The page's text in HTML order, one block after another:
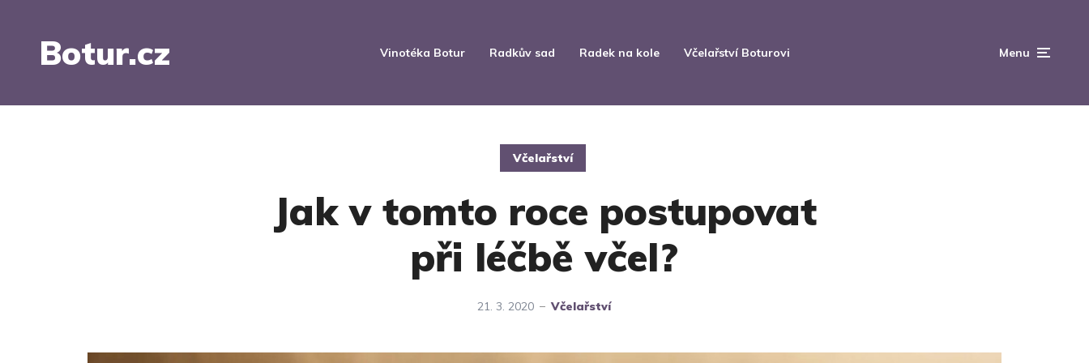
Botur.cz Vinotéka Botur Radkův sad Radek na kole Včelařství Boturovi Menu
Včelařství
Jak v tomto roce postupovat
při léčbě včel?
21. 3. 2020 Včelařství